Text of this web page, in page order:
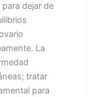
dejar de
La
tratar
para